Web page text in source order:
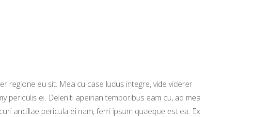
regione eu sit. Mea cu case ludus integre, vide viderer
periculis ei. Deleniti apeirian temporibus eam cu, ad mea
ancillae pericula ei nam, ferri ipsum quaeque est ea. Ex